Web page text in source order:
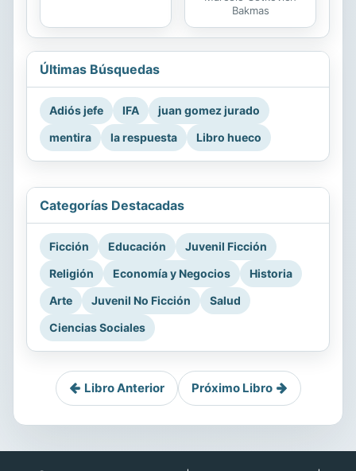
Bakmas
Últimas Búsquedas
Adiós jefe IFA
juan gomez jurado
mentira
la respuesta Libro hueco
Categorías Destacadas
Ficción Educación
Juvenil Ficción
Religión
Economía y Negocios
Historia
Arte
Juvenil No Ficción
Salud
Ciencias Sociales
Libro Anterior Próximo Libro